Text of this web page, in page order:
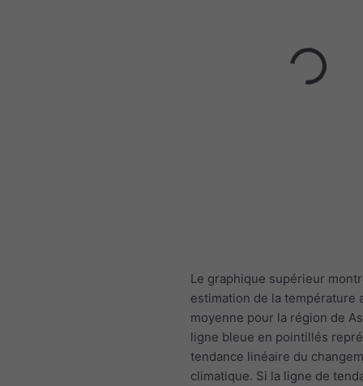
Le graphique supérieur
estimation de la température
moyenne pour la région de
ligne bleue en pointillés
tendance linéaire du
climatique. Si la ligne de